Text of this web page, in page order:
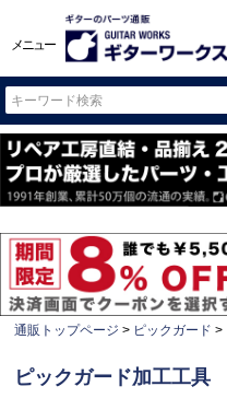
メニュー
通販トップページ ピックガード
ピックガード加工工具